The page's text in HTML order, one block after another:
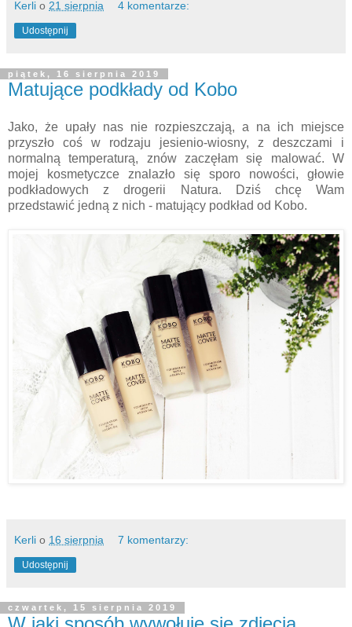
Kerli o 21 sierpnia 4 komentarze:
Udostępnij
piątek, 16 sierpnia 2019
Matujące podkłady od Kobo
Jako, że upały nas nie rozpieszczają, a na ich miejsce
przyszło coś w rodzaju jesienio-wiosny, z deszczami i
normalną temperaturą, znów zaczęłam się malować. W
mojej kosmetyczce znalazło się sporo nowości, głowie
podkładowych z drogerii Natura. Dziś chcę Wam
przedstawić jedną z nich - matujący podkład od Kobo.
Kerli o 16 sierpnia 7 komentarzy:
Udostępnij
czwartek, 15 sierpnia 2019